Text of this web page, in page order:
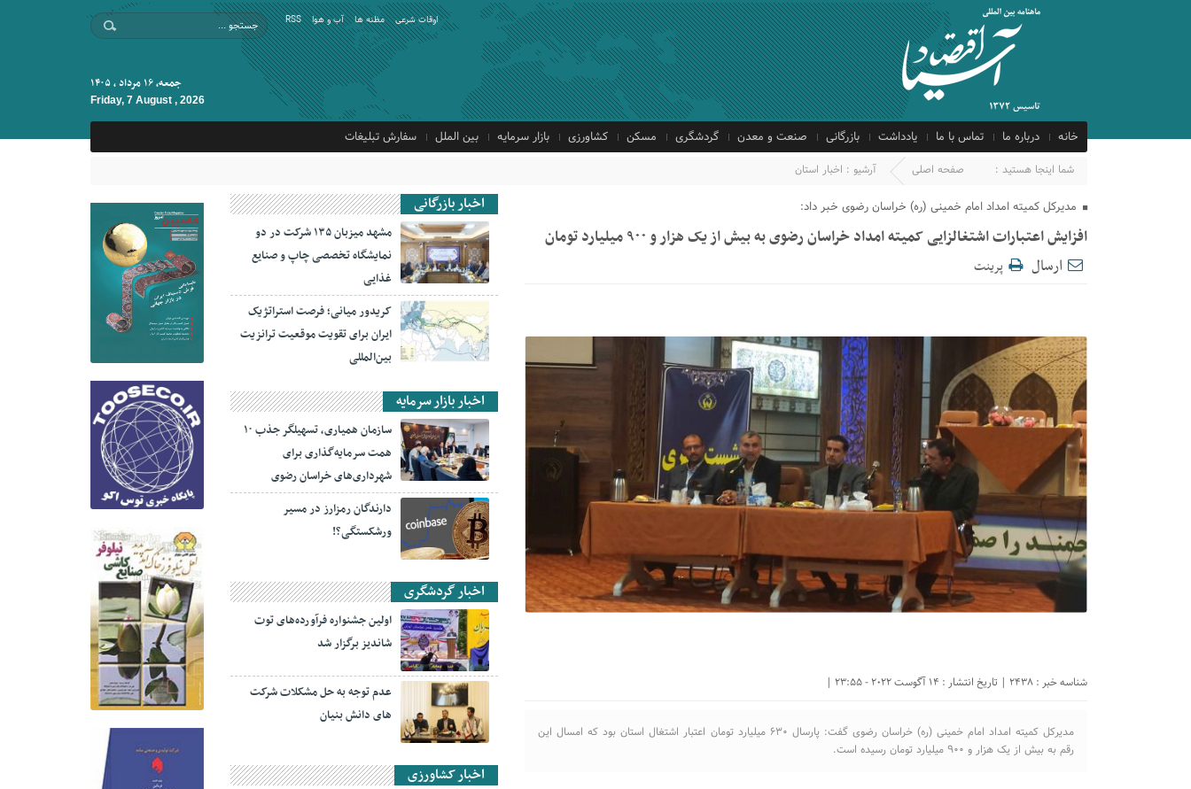
RSS آب و هوا مظنه ها اوقات شرعی
جمعه, ۱۶ مرداد , ۱۴۰۵
Friday, 7 August , 2026
خانه درباره ما تماس با ما یادداشت بازرگانی صنعت و معدن گردشگری مسکن کشاورزی بازار سرمایه بین الملل سفارش تبلیغات
شما اینجا هستید : صفحه اصلی آرشیو : اخبار استان
مدیرکل کمیته امداد امام خمینی (ره) خراسان رضوی خبر داد:
افزایش اعتبارات اشتغالزایی کمیته امداد خراسان رضوی به بیش از یک هزار و ۹۰۰ میلیارد تومان
ارسال
پرینت
شناسه خبر : 2438 | تاریخ انتشار : 14 آگوست 2022 - 23:55 |
مدیرکل کمیته امداد امام خمینی (ره) خراسان رضوی گفت: پارسال ۶۳۰ میلیارد تومان اعتبار اشتغال استان بود که امسال این
رقم به بیش از یک هزار و ۹۰۰ میلیارد تومان رسیده است.
اخبار بازرگانی
مشهد میزبان ۱۳۵ شرکت در دو
نمایشگاه تخصصی چاپ و صنایع
غذایی
کریدور میانی؛ فرصت استراتژیک
ایران برای تقویت موقعیت ترانزیت
بین‌المللی
اخبار بازار سرمایه
سازمان همیاری، تسهیلگر جذب ۱۰
همت سرمایه‌گذاری برای
شهرداری‌های خراسان رضوی
دارندگان رمزارز در مسیر
ورشکستگی؟!
اخبار گردشگری
اولین جشنواره فرآورده‌های توت
شاندیز برگزار شد
عدم توجه به حل مشکلات شرکت
های دانش بنیان
اخبار کشاورزی